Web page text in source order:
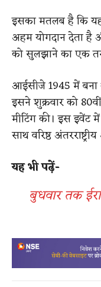
इसका मतलब है कि
अहम योगदान देता है
को सुलझाने का एक
आईसीजे 1945 में
इसने शुक्रवार को
मीटिंग की। इस
साथ वरिष्ठ
यह भी पढ़ें-
बुधवार तक